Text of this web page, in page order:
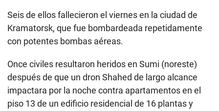
Seis de ellos fallecieron el viernes en la ciudad de
Kramatorsk, que fue bombardeada repetidamente
con potentes bombas aéreas.
Once civiles resultaron heridos en Sumi (noreste)
después de que un dron Shahed de largo alcance
impactara por la noche contra apartamentos en el
piso 13 de un edificio residencial de 16 plantas y